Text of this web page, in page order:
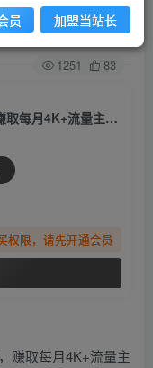
关注 私信
1251 83
（6365期）2周从零打造热点公众号，赚取每月4K+流量主收益（工具+视频教程）
权限，请先开通会员
员 加盟当站长